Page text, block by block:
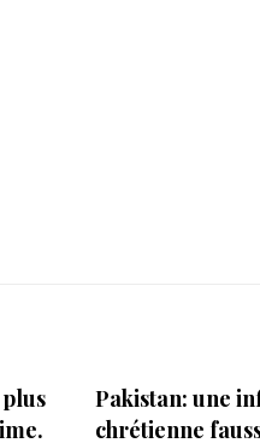
plus
Pakistan: une
chrétienne